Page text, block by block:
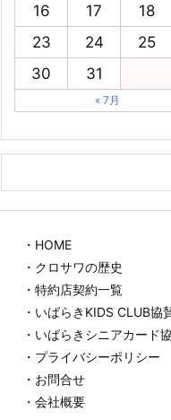
16
17 18
23
24 25
30
31
« 7月
・HOME
・クロサワの歴史
・特約店契約一覧
・いばらきKIDS CLUB協
・いばらきシニアカード
・プライバシーポリシー
・お問合せ
・会社概要